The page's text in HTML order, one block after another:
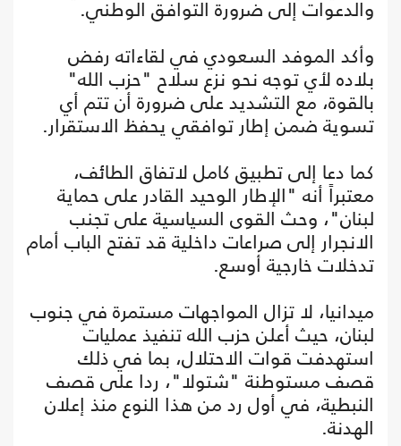
والدعوات إلى ضرورة التوافق الوطني.
وأكد الموفد السعودي في لقاءاته رفض
بلاده لأي توجه نحو نزع سلاح "حزب الله"
بالقوة، مع التشديد على ضرورة أن تتم أي
تسوية ضمن إطار توافقي يحفظ الاستقرار.
كما دعا إلى تطبيق كامل لاتفاق الطائف،
معتبراً أنه "الإطار الوحيد القادر على حماية
لبنان"، وحث القوى السياسية على تجنب
الانجرار إلى صراعات داخلية قد تفتح الباب أمام
تدخلات خارجية أوسع.
ميدانيا، لا تزال المواجهات مستمرة في جنوب
لبنان، حيث أعلن حزب الله تنفيذ عمليات
استهدفت قوات الاحتلال، بما في ذلك
قصف مستوطنة "شتولا"، ردا على قصف
النبطية، في أول رد من هذا النوع منذ إعلان
الهدنة.